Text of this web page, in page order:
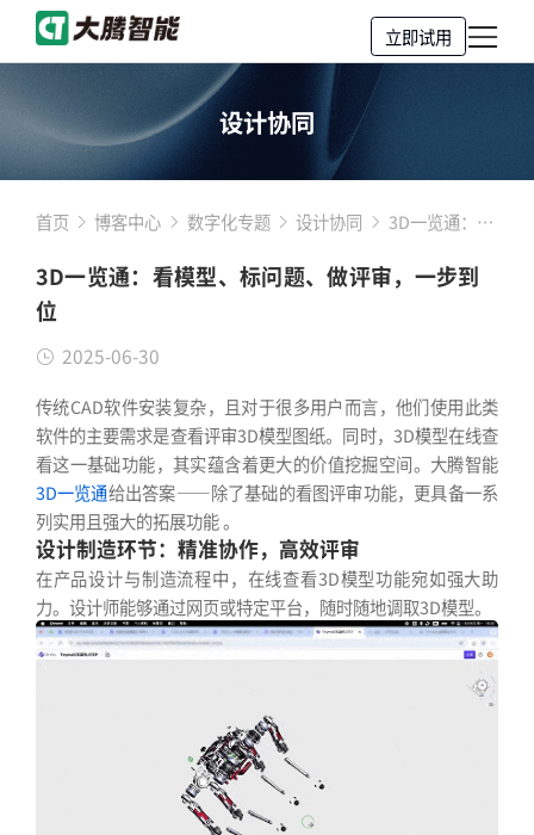
立即试用
设计协同
首页 博客中心 数字化专题 设计协同
3D一览通：看
题、做评审，
3D一览通：看模型、标问题、做评审，一步到
位
2025-06-30
传统CAD软件安装复杂，且对于很多用户而言，他们使用此类
软件的主要需求是查看评审3D模型图纸。同时，3D模型在线查
看这一基础功能，其实蕴含着更大的价值挖掘空间。大腾智能
3D一览通给出答案——除了基础的看图评审功能，更具备一系
列实用且强大的拓展功能 。
设计制造环节：精准协作，高效评审
在产品设计与制造流程中，在线查看3D模型功能宛如强大助
力。设计师能够通过网页或特定平台，随时随地调取3D模型。